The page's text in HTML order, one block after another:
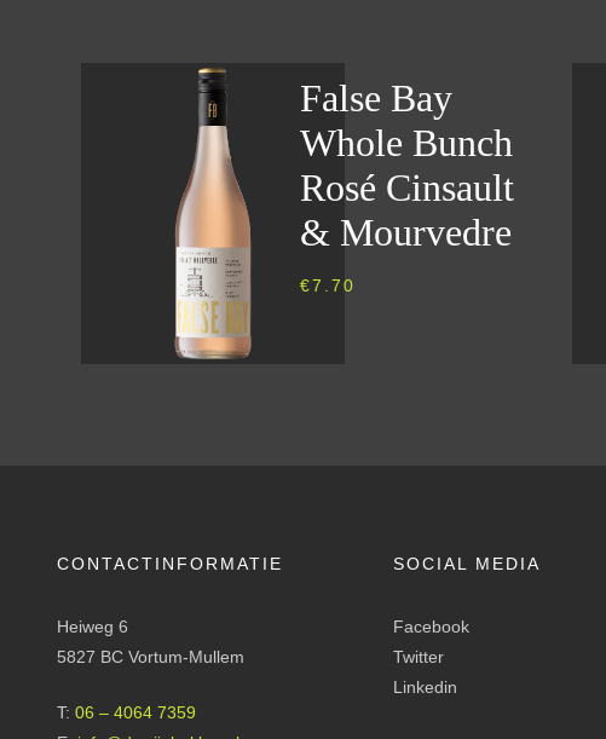
False Bay
Whole Bunch
Rosé Cinsault
& Mourvedre
€7.70
CONTACTINFORMATIE
Heiweg 6
5827 BC Vortum-Mullem
T:06 – 4064 7359
SOCIAL MEDIA
Facebook
Twitter
Linkedin